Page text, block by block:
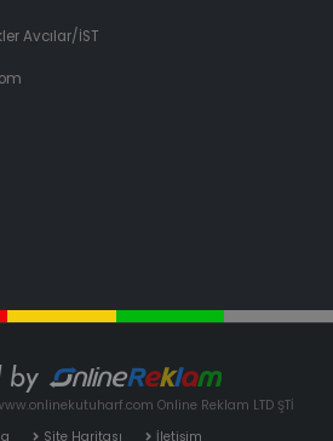
Avcılar/İST
Online Reklam LTD ŞTİ
Site Haritası İletişim